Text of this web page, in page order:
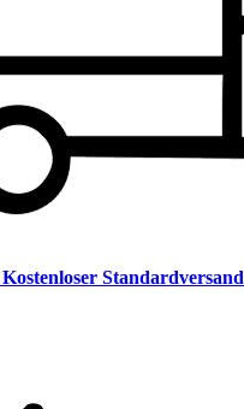
Standardversand